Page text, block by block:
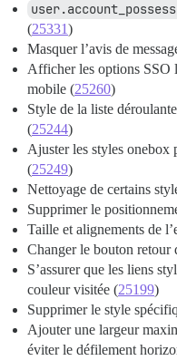
(25331)
Masquer l’avis de
Afficher les options SSO
mobile (25260)
Style de la liste
(25244)
Ajuster les styles onebox
(25249)
Nettoyage de certains
Supprimer le
Taille et alignements de
Changer le bouton retour
S’assurer que les liens
couleur visitée (25199)
Supprimer le style
Ajouter une largeur
éviter le défilement